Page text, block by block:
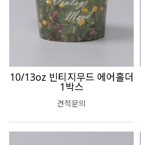
10/13oz 빈티지무드 에어홀더
1박스
견적문의